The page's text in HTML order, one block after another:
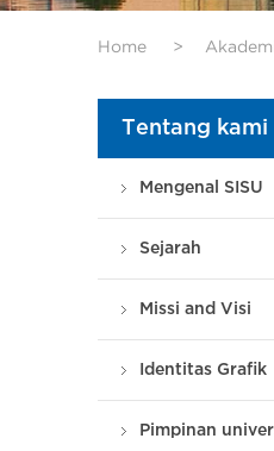
Home >
Tentang kami
Mengenal SISU
Sejarah
Missi and Visi
Identitas Grafik
Pimpinan